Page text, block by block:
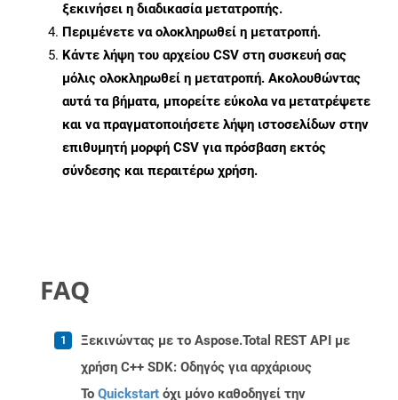
ξεκινήσει η διαδικασία μετατροπής.
Περιμένετε να ολοκληρωθεί η μετατροπή.
Κάντε λήψη του αρχείου CSV στη συσκευή σας
μόλις ολοκληρωθεί η μετατροπή. Ακολουθώντας
αυτά τα βήματα, μπορείτε εύκολα να μετατρέψετε
και να πραγματοποιήσετε λήψη ιστοσελίδων στην
επιθυμητή μορφή CSV για πρόσβαση εκτός
σύνδεσης και περαιτέρω χρήση.
FAQ
Ξεκινώντας με το Aspose.Total REST API με
χρήση C++ SDK: Οδηγός για αρχάριους
Το Quickstart όχι μόνο καθοδηγεί την